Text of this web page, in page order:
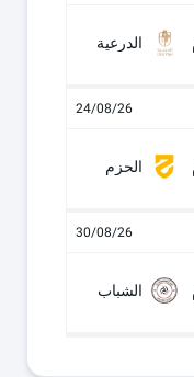
الدرعية
24/08/26
الحزم
30/08/26
الشباب